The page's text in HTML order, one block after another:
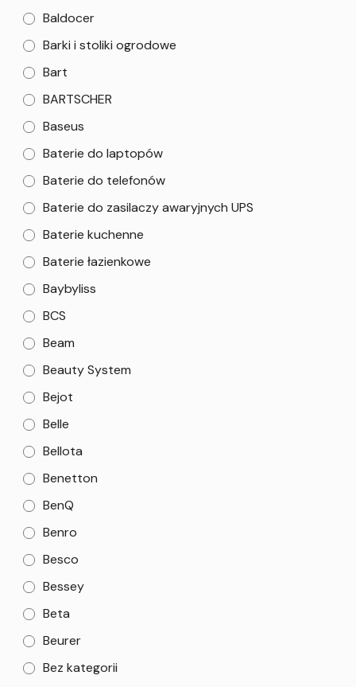
Baldocer
Barki i stoliki ogrodowe
Bart
BARTSCHER
Baseus
Baterie do laptopów
Baterie do telefonów
Baterie do zasilaczy awaryjnych UPS
Baterie kuchenne
Baterie łazienkowe
Baybyliss
BCS
Beam
Beauty System
Bejot
Belle
Bellota
Benetton
BenQ
Benro
Besco
Bessey
Beta
Beurer
Bez kategorii